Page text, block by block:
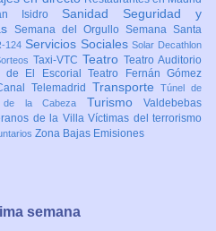
Isidro Sanidad Seguridad y
Semana del Orgullo Semana Santa
124 Servicios SocialesSolar Decathlon
Taxi-VTC Teatro Teatro Auditorio
de El EscorialTeatro Fernán Gómez
Telemadrid TransporteTúnel de
de la Cabeza Turismo Valdebebas
de la VillaVíctimas del terrorismo
Zona Bajas Emisiones
semana